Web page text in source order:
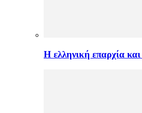
H ελληνική επαρχία